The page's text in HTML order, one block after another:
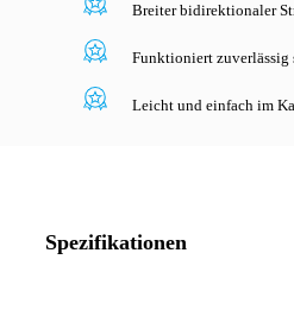
Breiter bidirektionaler
Funktioniert zuverlässig
Leicht und einfach im
Spezifikationen